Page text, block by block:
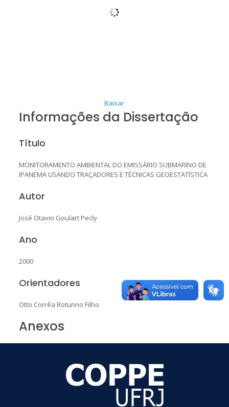
Baixar
Informações da Dissertação
Título
MONITORAMENTO AMBIENTAL DO EMISSÁRIO SUBMARINO DE
IPANEMA USANDO TRAÇADORES E TÉCNICAS GEOESTATÍSTICA
Autor
José Otavio Goulart Pecly
Ano
2000
Orientadores
Otto Corrêa Rotunno Filho
Anexos